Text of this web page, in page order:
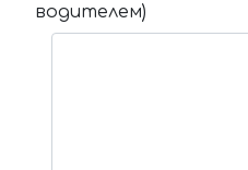
водителем)